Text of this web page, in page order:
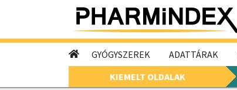
GYÓGYSZEREK ADATTÁRAK
KIEMELT OLDALAK